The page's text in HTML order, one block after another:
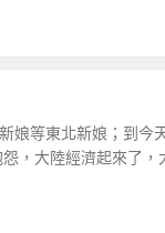
娘等東北新娘；到今
，大陸經濟起來了，